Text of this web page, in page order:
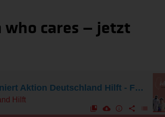
who cares – jetzt